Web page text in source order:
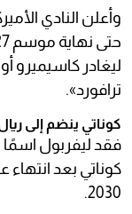
وأعلن النادي
ليغادر كاسيميرو
ترافورد».
كوناتي ينضم إلى
فقد ليفربول اسمًا
كوناتي بعد انتهاء
2030.